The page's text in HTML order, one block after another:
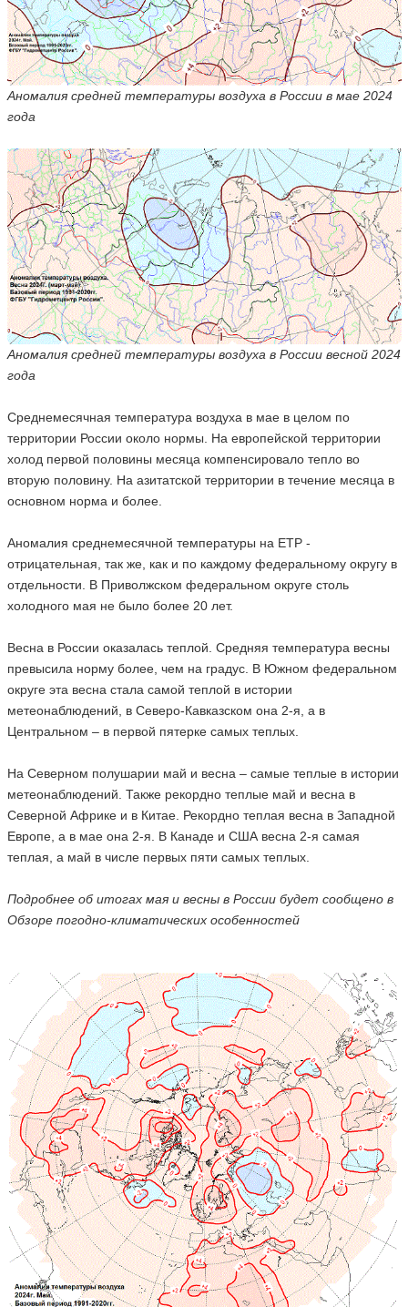
Аномалия средней температуры воздуха в России в мае 2024
года
Аномалия средней температуры воздуха в России весной 2024
года
Среднемесячная температура воздуха в мае в целом по
территории России около нормы. На европейской территории
холод первой половины месяца компенсировало тепло во
вторую половину. На азитатской территории в течение месяца в
основном норма и более.
Аномалия среднемесячной температуры на ЕТР -
отрицательная, так же, как и по каждому федеральному округу в
отдельности. В Приволжском федеральном округе столь
холодного мая не было более 20 лет.
Весна в России оказалась теплой. Средняя температура весны
превысила норму более, чем на градус. В Южном федеральном
округе эта весна стала самой теплой в истории
метеонаблюдений, в Северо-Кавказском она 2-я, а в
Центральном – в первой пятерке самых теплых.
На Северном полушарии май и весна – самые теплые в истории
метеонаблюдений. Также рекордно теплые май и весна в
Северной Африке и в Китае. Рекордно теплая весна в Западной
Европе, а в мае она 2-я. В Канаде и США весна 2-я самая
теплая, а май в числе первых пяти самых теплых.
Подробнее об итогах мая и весны в России будет сообщено в
Обзоре погодно-климатических особенностей